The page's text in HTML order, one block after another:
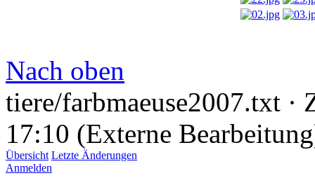
Nach oben
tiere/farbmaeuse2007.txt ·
17:10 (Externe
Übersicht Letzte Änderungen
Anmelden